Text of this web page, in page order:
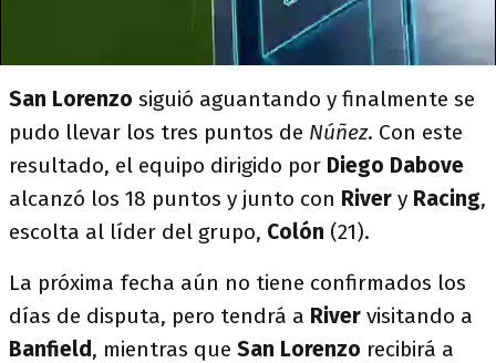
San Lorenzo siguió aguantando y finalmente se
pudo llevar los tres puntos de Núñez. Con este
resultado, el equipo dirigido por Diego Dabove
alcanzó los 18 puntos y junto con River y Racing,
escolta al líder del grupo, Colón (21).
La próxima fecha aún no tiene confirmados los
días de disputa, pero tendrá a River visitando a
Banfield, mientras que San Lorenzo recibirá a